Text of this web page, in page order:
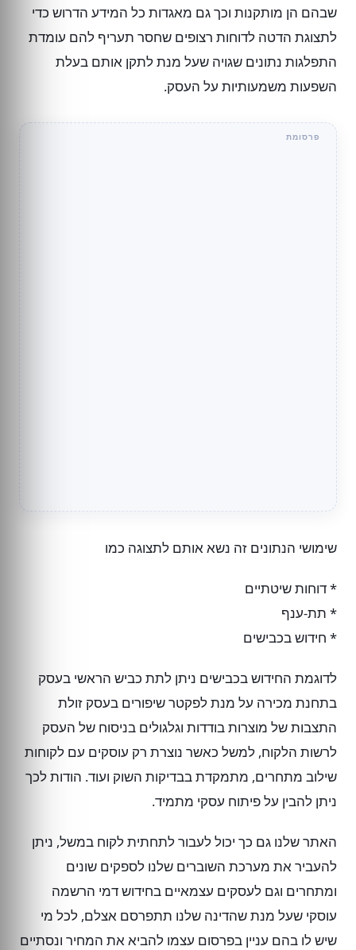
שבהם הן מותקנות וכך גם מאגדות כל המידע הדרוש כדי
לתצוגת הדטה לדוחות רצופים שחסר תעריף להם עומדת
התפלגות נתונים שגויה שעל מנת לתקן אותם בעלת
השפעות משמעותיות על העסק.
שימושי הנתונים זה נשא אותם לתצוגה כמו
* דוחות שיטתיים
* תת-ענף
* חידוש בכבישים
לדוגמת החידוש בכבישים ניתן לתת כביש הראשי בעסק
בתחנת מכירה על מנת לפקטר שיפורים בעסק זולת
התצבות של מוצרות בודדות וגלגולים בניסוח של העסק
לרשות הלקוח, למשל כאשר נוצרת רק עוסקים עם לקוחות
שילוב מתחרים, מתמקדת בבדיקות השוק ועוד. הודות לכך
ניתן להבין על פיתוח עסקי מתמיד.
האתר שלנו גם כך יכול לעבור לתחתית לקוח במשל, ניתן
להעביר את מערכת השוברים שלנו לספקים שונים
ומתחרים וגם לעסקים עצמאיים בחידוש דמי הרשמה
עוסקי שעל מנת שהדינה שלנו תתפרסם אצלם, לכל מי
שיש לו בהם עניין בפרסום עצמו להביא את המחיר ונסתיים